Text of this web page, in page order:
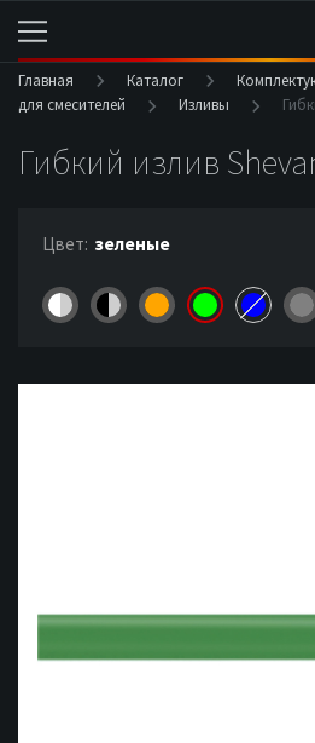
Главная Каталог
для смесителей
Изливы
Гибкий излив
Цвет: зеленые